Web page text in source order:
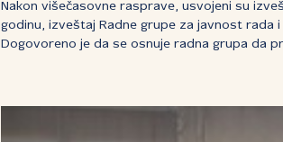
Nakon višečasovne rasprave, usvojeni su
godinu, izveštaj Radne grupe za javnost rada
Dogovoreno je da se osnuje radna grupa da